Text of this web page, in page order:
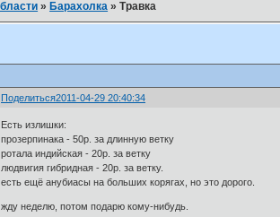
» Барахолка »Травка
Поделиться2011-04-29 20:40:34
Есть излишки:
прозерпинака - 50р. за длинную ветку
ротала индийская - 20р. за ветку
людвигия гибридная - 20р. за ветку.
есть ещё анубиасы на больших корягах, но это дорого.
жду неделю, потом подарю кому-нибудь.